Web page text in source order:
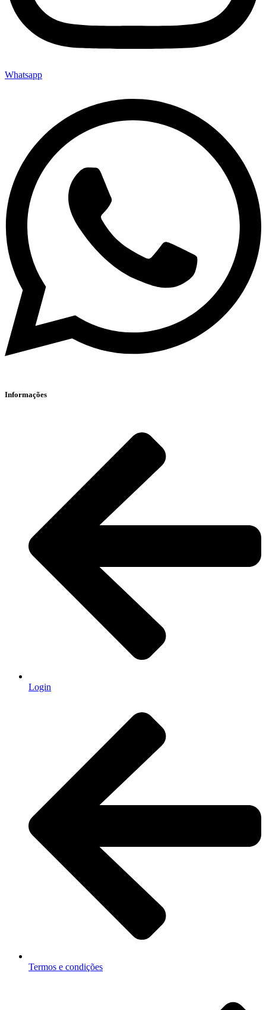
Whatsapp
Informações
Login
Termos e condições